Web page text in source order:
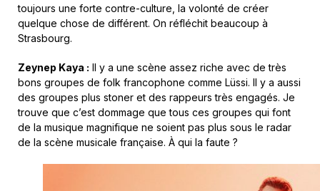
toujours une forte contre-culture, la volonté de créer
quelque chose de différent. On réfléchit beaucoup à
Strasbourg.
Zeynep Kaya : Il y a une scène assez riche avec de très
bons groupes de folk francophone comme Lüssi. Il y a aussi
des groupes plus stoner et des rappeurs très engagés. Je
trouve que c’est dommage que tous ces groupes qui font
de la musique magnifique ne soient pas plus sous le radar
de la scène musicale française. À qui la faute ?